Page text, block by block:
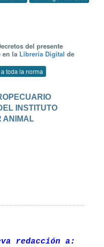
del presente
en la Librería Digital de
toda la norma
INSTITUTO
ANIMAL
redacción a: